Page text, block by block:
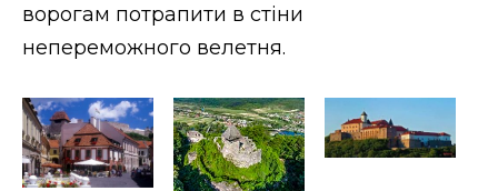
ворогам потрапити в стіни
непереможного велетня.